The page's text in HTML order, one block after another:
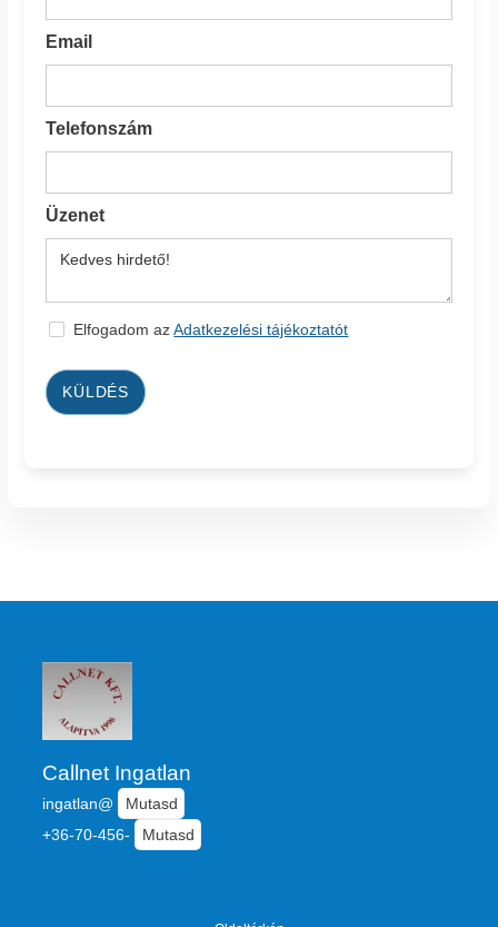
Email
Telefonszám
Üzenet
Elfogadom azAdatkezelési tájékoztatót
KÜLDÉS
Callnet Ingatlan
ingatlan@
Mutasd
+36-70-456-
Mutasd